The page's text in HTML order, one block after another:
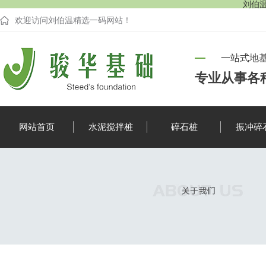
刘伯
欢迎访问刘伯温精选一码网站！
一站式地
专业从事各
网站首页 水泥搅拌桩 碎石桩 振冲碎